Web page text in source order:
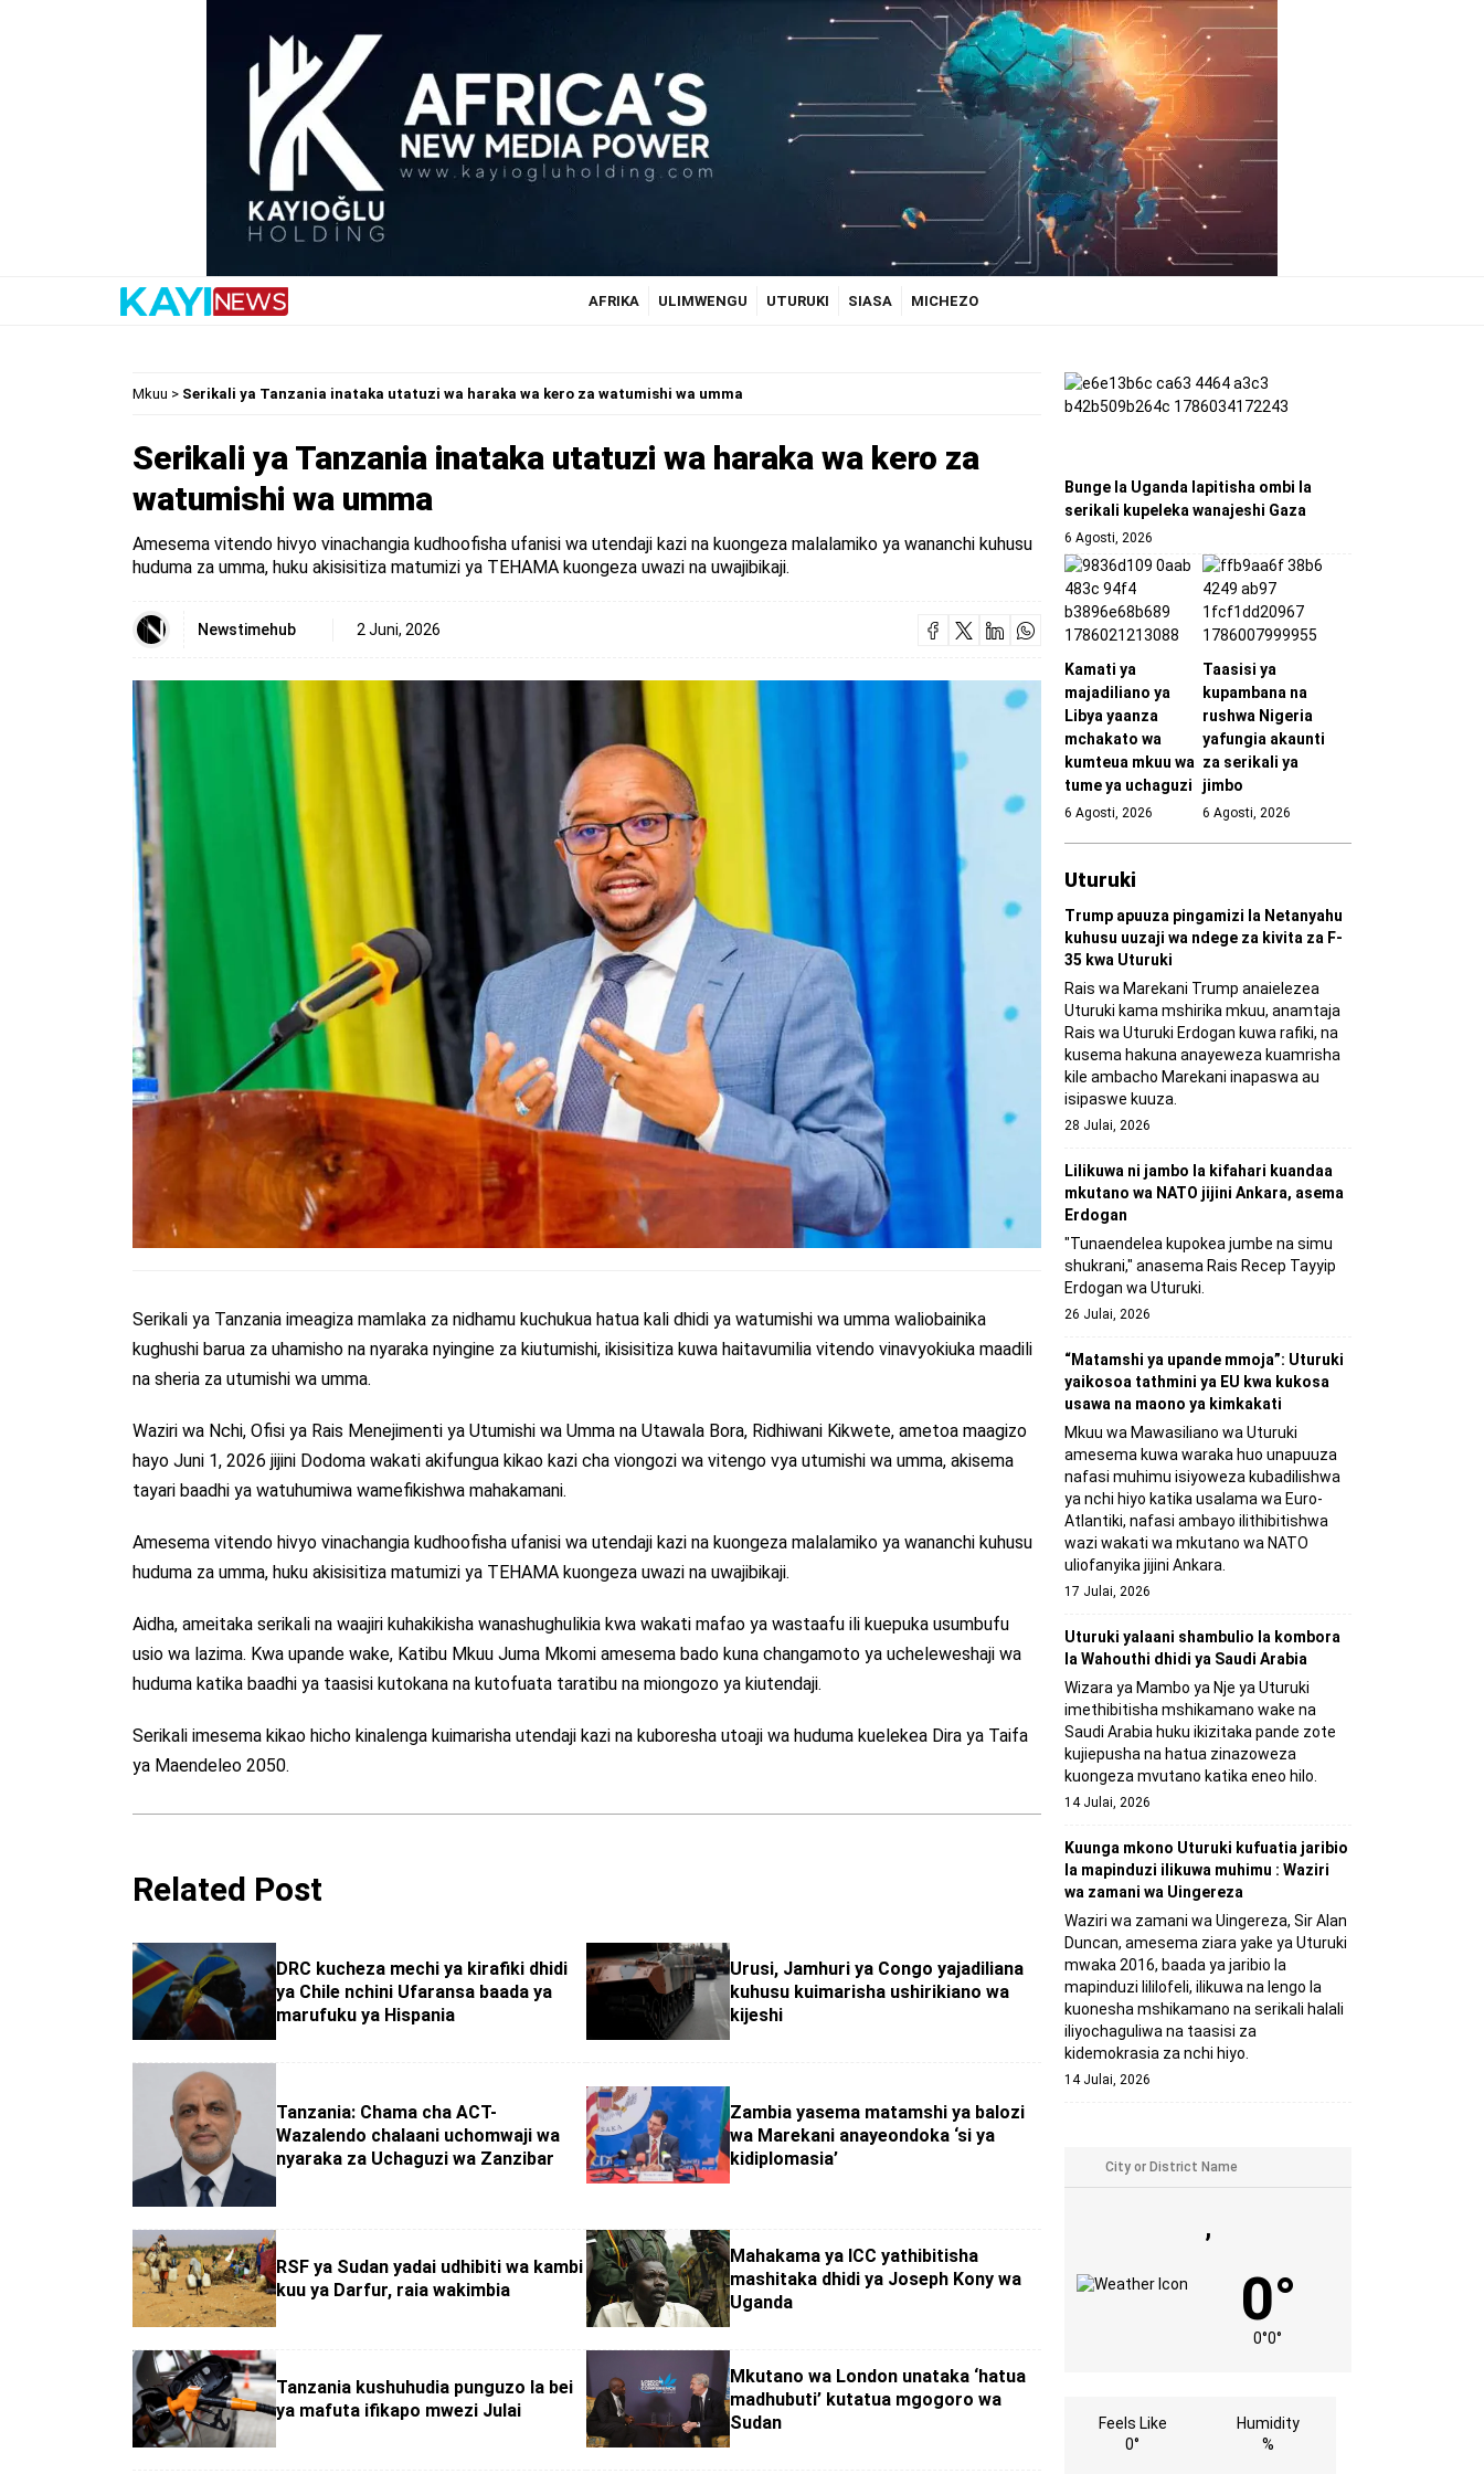
AFRIKA ULIMWENGU UTURUKI SIASA MICHEZO
Mkuu > Serikali ya Tanzania inataka utatuzi wa haraka wa kero za watumishi wa umma
Serikali ya Tanzania inataka utatuzi wa haraka wa kero za
watumishi wa umma
Amesema vitendo hivyo vinachangia kudhoofisha ufanisi wa utendaji kazi na kuongeza malalamiko ya wananchi kuhusu
huduma za umma, huku akisisitiza matumizi ya TEHAMA kuongeza uwazi na uwajibikaji.
Newstimehub 2 Juni, 2026
Serikali ya Tanzania imeagiza mamlaka za nidhamu kuchukua hatua kali dhidi ya watumishi wa umma waliobainika
kughushi barua za uhamisho na nyaraka nyingine za kiutumishi, ikisisitiza kuwa haitavumilia vitendo vinavyokiuka maadili
na sheria za utumishi wa umma.
Waziri wa Nchi, Ofisi ya Rais Menejimenti ya Utumishi wa Umma na Utawala Bora, Ridhiwani Kikwete, ametoa maagizo
hayo Juni 1, 2026 jijini Dodoma wakati akifungua kikao kazi cha viongozi wa vitengo vya utumishi wa umma, akisema
tayari baadhi ya watuhumiwa wamefikishwa mahakamani.
Amesema vitendo hivyo vinachangia kudhoofisha ufanisi wa utendaji kazi na kuongeza malalamiko ya wananchi kuhusu
huduma za umma, huku akisisitiza matumizi ya TEHAMA kuongeza uwazi na uwajibikaji.
Aidha, ameitaka serikali na waajiri kuhakikisha wanashughulikia kwa wakati mafao ya wastaafu ili kuepuka usumbufu
usio wa lazima. Kwa upande wake, Katibu Mkuu Juma Mkomi amesema bado kuna changamoto ya ucheleweshaji wa
huduma katika baadhi ya taasisi kutokana na kutofuata taratibu na miongozo ya kiutendaji.
Serikali imesema kikao hicho kinalenga kuimarisha utendaji kazi na kuboresha utoaji wa huduma kuelekea Dira ya Taifa
ya Maendeleo 2050.
Related Post
DRC kucheza mechi ya kirafiki dhidi
ya Chile nchini Ufaransa baada ya
marufuku ya Hispania
Urusi, Jamhuri ya Congo yajadiliana
kuhusu kuimarisha ushirikiano wa
kijeshi
Tanzania: Chama cha ACT-
Wazalendo chalaani uchomwaji wa
nyaraka za Uchaguzi wa Zanzibar
Zambia yasema matamshi ya balozi
wa Marekani anayeondoka ‘si ya
kidiplomasia’
RSF ya Sudan yadai udhibiti wa kambi
kuu ya Darfur, raia wakimbia
Mahakama ya ICC yathibitisha
mashitaka dhidi ya Joseph Kony wa
Uganda
Tanzania kushuhudia punguzo la bei
ya mafuta ifikapo mwezi Julai
Mkutano wa London unataka ‘hatua
madhubuti’ kutatua mgogoro wa
Sudan
Bunge la Uganda lapitisha ombi la
serikali kupeleka wanajeshi Gaza
6 Agosti, 2026
Kamati ya
majadiliano ya
Libya yaanza
mchakato wa
kumteua mkuu wa
tume ya uchaguzi
6 Agosti, 2026
Taasisi ya
kupambana na
rushwa Nigeria
yafungia akaunti
za serikali ya
jimbo
6 Agosti, 2026
Uturuki
Trump apuuza pingamizi la Netanyahu
kuhusu uuzaji wa ndege za kivita za F-
35 kwa Uturuki
Rais wa Marekani Trump anaielezea
Uturuki kama mshirika mkuu, anamtaja
Rais wa Uturuki Erdogan kuwa rafiki, na
kusema hakuna anayeweza kuamrisha
kile ambacho Marekani inapaswa au
isipaswe kuuza.
28 Julai, 2026
Lilikuwa ni jambo la kifahari kuandaa
mkutano wa NATO jijini Ankara, asema
Erdogan
"Tunaendelea kupokea jumbe na simu
shukrani," anasema Rais Recep Tayyip
Erdogan wa Uturuki.
26 Julai, 2026
“Matamshi ya upande mmoja”: Uturuki
yaikosoa tathmini ya EU kwa kukosa
usawa na maono ya kimkakati
Mkuu wa Mawasiliano wa Uturuki
amesema kuwa waraka huo unapuuza
nafasi muhimu isiyoweza kubadilishwa
ya nchi hiyo katika usalama wa Euro-
Atlantiki, nafasi ambayo ilithibitishwa
wazi wakati wa mkutano wa NATO
uliofanyika jijini Ankara.
17 Julai, 2026
Uturuki yalaani shambulio la kombora
la Wahouthi dhidi ya Saudi Arabia
Wizara ya Mambo ya Nje ya Uturuki
imethibitisha mshikamano wake na
Saudi Arabia huku ikizitaka pande zote
kujiepusha na hatua zinazoweza
kuongeza mvutano katika eneo hilo.
14 Julai, 2026
Kuunga mkono Uturuki kufuatia jaribio
la mapinduzi ilikuwa muhimu : Waziri
wa zamani wa Uingereza
Waziri wa zamani wa Uingereza, Sir Alan
Duncan, amesema ziara yake ya Uturuki
mwaka 2016, baada ya jaribio la
mapinduzi lililofeli, ilikuwa na lengo la
kuonesha mshikamano na serikali halali
iliyochaguliwa na taasisi za
kidemokrasia za nchi hiyo.
14 Julai, 2026
,
0°
0°0°
Feels Like
0°
Humidity
%